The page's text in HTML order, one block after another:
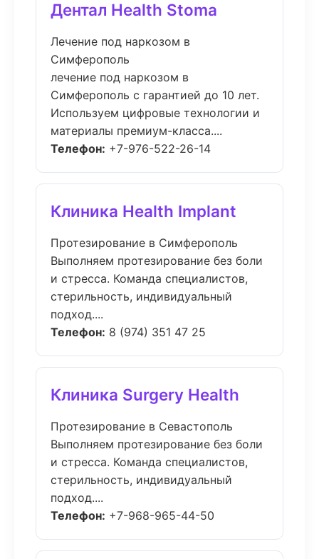
Дентал Health Stoma
Лечение под наркозом в
Симферополь
лечение под наркозом в
Симферополь с гарантией до 10 лет.
Используем цифровые технологии и
материалы премиум-класса....
Телефон: +7-976-522-26-14
Клиника Health Implant
Протезирование в Симферополь
Выполняем протезирование без боли
и стресса. Команда специалистов,
стерильность, индивидуальный
подход....
Телефон: 8 (974) 351 47 25
Клиника Surgery Health
Протезирование в Севастополь
Выполняем протезирование без боли
и стресса. Команда специалистов,
стерильность, индивидуальный
подход....
Телефон: +7-968-965-44-50